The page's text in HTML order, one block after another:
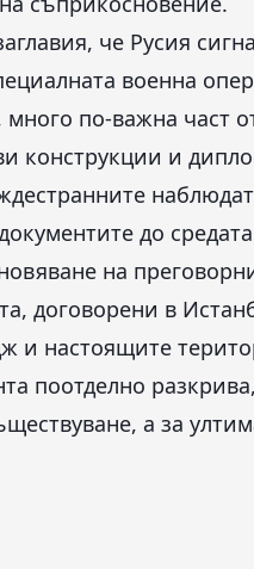
че Русия
военна
по-важна част
конструкции и
до
на
договорени в
и настоящите
поотделно
а за